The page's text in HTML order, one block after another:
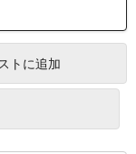
トに追加